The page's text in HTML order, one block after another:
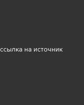
на источник